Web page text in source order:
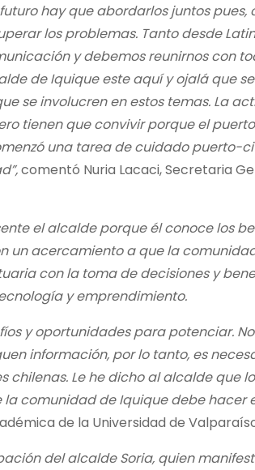
hay que abordarlos juntos
los problemas. Tanto desde
y debemos reunirnos con
de Iquique este aquí y ojalá que
se involucren en estos temas. La
tienen que convivir porque el
una tarea de cuidado puerto-
comentó Nuria Lacaci, Secretaria
el alcalde porque él conoce los
un acercamiento a que la
con la toma de decisiones y
y emprendimiento.
y oportunidades para potenciar.
información, por lo tanto, es
chilenas. Le he dicho al alcalde que
comunidad de Iquique debe hacer
de la Universidad de
del alcalde Soria, quien